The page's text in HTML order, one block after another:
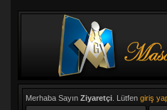
Merhaba Sayın Ziyaretçi. Lütfen giriş